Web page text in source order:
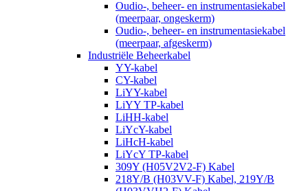
Oudio-, beheer- en instrumentasiekabel
(meerpaar, ongeskerm)
Oudio-, beheer- en instrumentasiekabel
(meerpaar, afgeskerm)
Industriële Beheerkabel
YY-kabel
CY-kabel
LiYY-kabel
LiYY TP-kabel
LiHH-kabel
LiYcY-kabel
LiHcH-kabel
LiYcY TP-kabel
309Y (H05V2V2-F) Kabel
218Y/B (H03VV-F) Kabel, 219Y/B